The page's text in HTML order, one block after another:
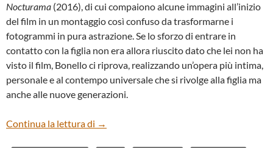
Nocturama (2016), di cui compaiono alcune immagini all’inizio
del film in un montaggio così confuso da trasformarne i
fotogrammi in pura astrazione. Se lo sforzo di entrare in
contatto con la figlia non era allora riuscito dato che lei non ha
visto il film, Bonello ci riprova, realizzando un’opera più intima,
personale e al contempo universale che si rivolge alla figlia ma
anche alle nuove generazioni.
Continua la lettura di “COMA” DI BERTRAND BONELLO
→